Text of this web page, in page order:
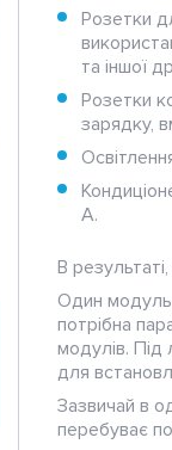
Розетки
та іншої
Розетки
зарядку,
А.
В
Один модуль
потрібна
модулів. Під
для
Зазвичай в
перебуває